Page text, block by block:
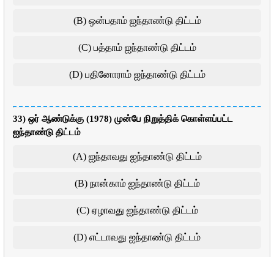
(B) ஒன்பதாம் ஐந்தாண்டு திட்டம்
(C) பத்தாம் ஐந்தாண்டு திட்டம்
(D) பதினோராம் ஐந்தாண்டு திட்டம்
33) ஒர் ஆண்டுக்கு (1978) முன்பே நிறுத்திக் கொள்ளப்பட்ட
ஐந்தாண்டு திட்டம்
(A) ஐந்தாவது ஐந்தாண்டு திட்டம்
(B) நான்காம் ஐந்தாண்டு திட்டம்
(C) ஏழாவது ஐந்தாண்டு திட்டம்
(D) எட்டாவது ஐந்தாண்டு திட்டம்